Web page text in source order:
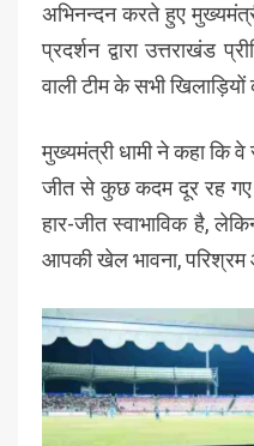
अभिनन्दन करते हुए
प्रदर्शन द्वारा उत्तराखंड
वाली टीम के सभी खिलाड़ियों
मुख्यमंत्री धामी ने कहा कि
जीत से कुछ कदम दूर रह
हार-जीत स्वाभाविक है,
आपकी खेल भावना,